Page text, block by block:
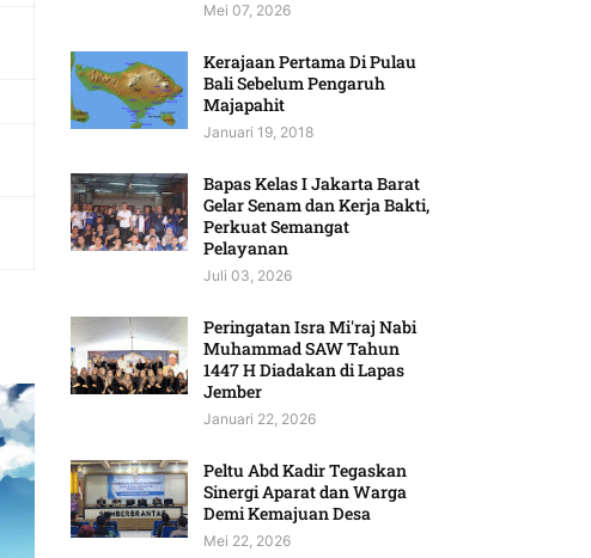
Mei 07, 2026
Kerajaan Pertama Di Pulau
Bali Sebelum Pengaruh
Majapahit
Januari 19, 2018
Bapas Kelas I Jakarta Barat
Gelar Senam dan Kerja Bakti,
Perkuat Semangat
Pelayanan
Juli 03, 2026
Peringatan Isra Mi'raj Nabi
Muhammad SAW Tahun
1447 H Diadakan di Lapas
Jember
Januari 22, 2026
Peltu Abd Kadir Tegaskan
Sinergi Aparat dan Warga
Demi Kemajuan Desa
Mei 22, 2026